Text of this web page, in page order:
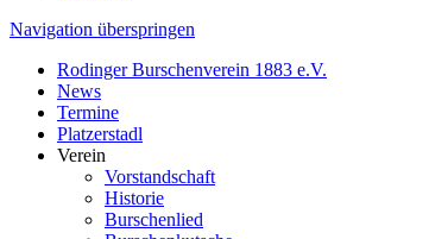
Navigation überspringen
Rodinger Burschenverein 1883 e.V.
News
Termine
Platzerstadl
Verein
Vorstandschaft
Historie
Burschenlied